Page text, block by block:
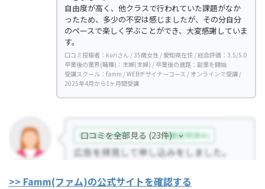
自由度が高く、他クラスで行われていた課題がなか
ったため、多少の不安は感じましたが、その分自分
のペースで楽しく学ぶことができ、大変感謝していま
す。
口コミ投稿者：kuriさん / 35歳女性 / 愛知県在住 / 総合評価：3.5/5.0
卒業後の業界(職種)：主婦(主婦) / 卒業後の進路：副業を開始
受講スクール：famm / WEBデザイナーコース / オンラインで受講 /
2025年4月から1ヶ月間受講
口コミを全部見る (23件)
>> Famm(ファム)の公式サイトを確認する